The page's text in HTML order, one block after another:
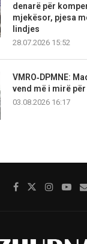
denarë për
mjekësor, pjesa
lindjes
28.07.2026 15:52
VMRO‑DPMNE:
vend më i mirë
03.08.2026 16:17